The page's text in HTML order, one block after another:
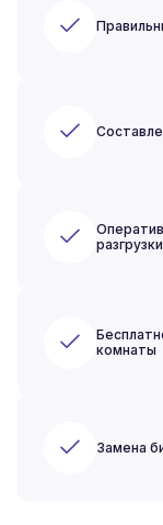
комнаты
Замена